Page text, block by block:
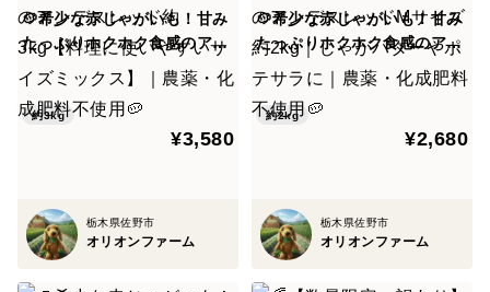
ださい。
調整可能な限りご対応したいと考えております😊
🥔希少な赤じゃがいも！甘み
たっぷりホクホク食感のアン
デスレッド約3kg【料理に使
いやすいサイズミックス】｜
農薬・化成肥料不使用🥔
約3kg
¥3,580
栃木県佐野市
オリオンファーム
🥔希少な赤じゃがいも！甘み
たっぷりホクホク食感のアン
デスレッドMサイズ 約2kg｜
じゃがバターやポテサラに｜
農薬・化成肥料不使用🥔
約2kg
¥2,680
栃木県佐野市
オリオンファーム